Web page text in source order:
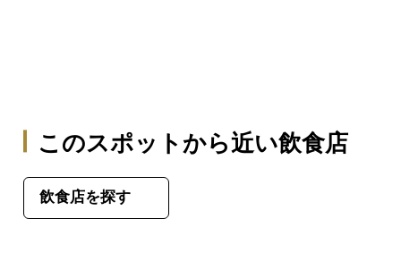
このスポットから近い飲食店
飲食店を探す